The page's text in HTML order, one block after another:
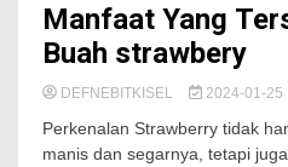
Manfaat Yang
Buah strawbery
DEFNEBITKISEL 2024-01-25
Perkenalan Strawberry tidak
manis dan segarnya, tetapi